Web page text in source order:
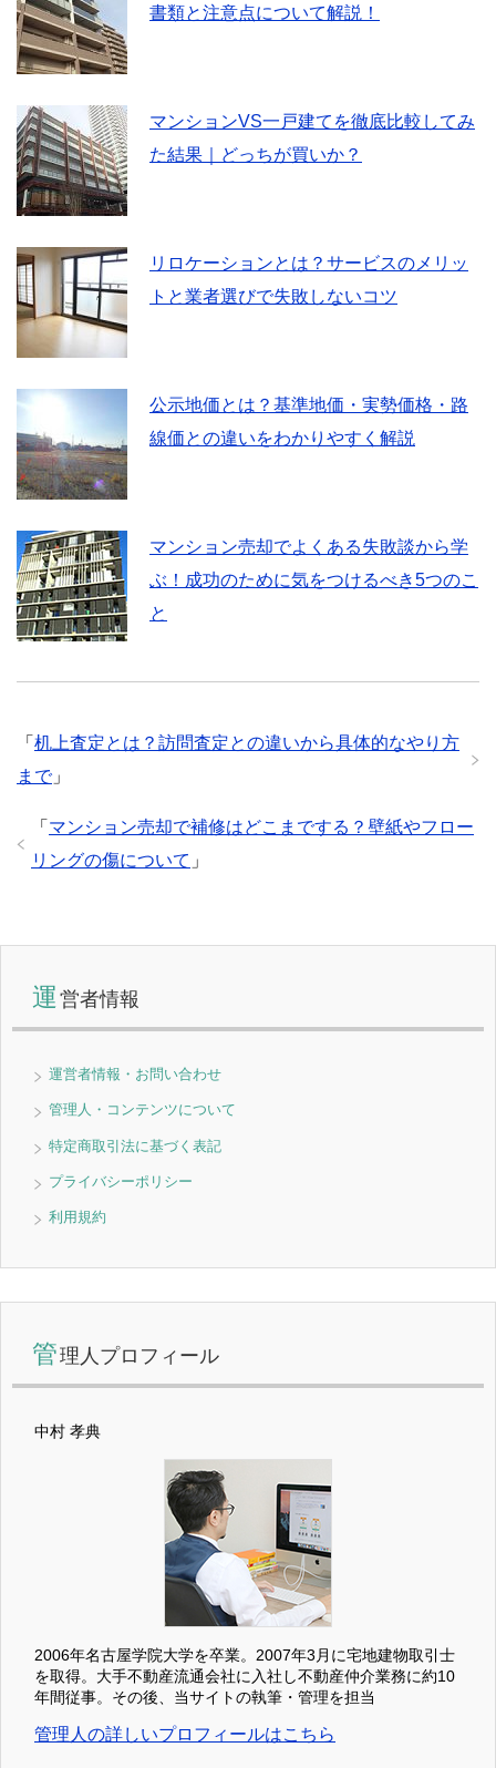
書類と注意点について解説！
マンションVS一戸建てを徹底比較してみ
た結果｜どっちが買いか？
リロケーションとは？サービスのメリッ
トと業者選びで失敗しないコツ
公示地価とは？基準地価・実勢価格・路
線価との違いをわかりやすく解説
マンション売却でよくある失敗談から学
ぶ！成功のために気をつけるべき5つのこ
と
「 机上査定とは？訪問査定との違いから具体的なやり方
まで」
「 マンション売却で補修はどこまでする？壁紙やフロー
リングの傷について 」
運 営者情報
運営者情報・お問い合わせ
管理人・コンテンツについて
特定商取引法に基づく表記
プライバシーポリシー
利用規約
管理人プロフィール
中村 孝典
2006年名古屋学院大学を卒業。2007年3月に宅地建物取引士
を取得。大手不動産流通会社に入社し不動産仲介業務に約10
年間従事。その後、当サイトの執筆・管理を担当
管理人の詳しいプロフィールはこちら